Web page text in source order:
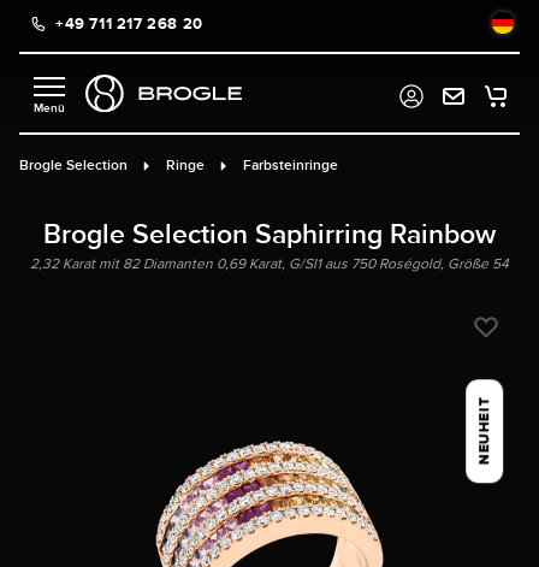
springen
+49 711 217 268 20
Brogle Selection Ringe Farbsteinringe
Brogle Selection Saphirring Rainbow
2,32 Karat mit 82 Diamanten 0,69 Karat, G/SI1 aus 750 Roségold, Größe 54
NEUHEIT